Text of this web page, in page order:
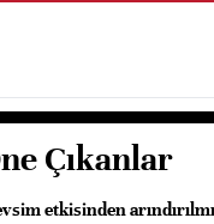
Çıkanlar
etkisinden